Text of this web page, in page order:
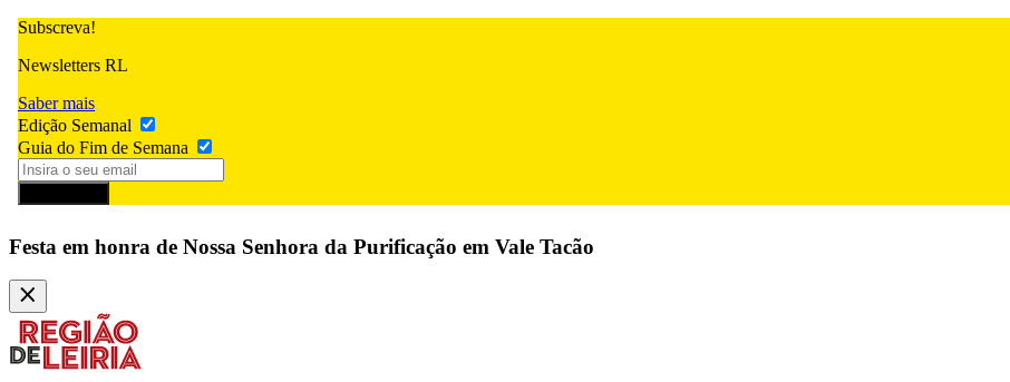
Subscreva!
Newsletters RL
Saber mais
Edição Semanal
Guia do Fim de Semana
Festa em honra de Nossa Senhora da Purificação em Vale Tacão